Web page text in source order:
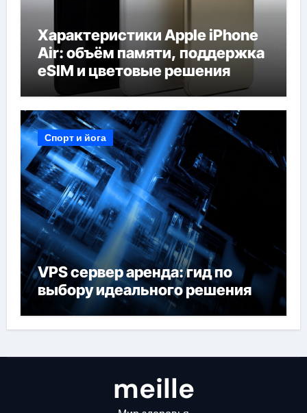
Характеристики Apple iPhone
Air: объём памяти, поддержка
eSIM и цветовые решения
Спорт и йога
VPS сервер аренда: гид по
выбору идеального решения
meille